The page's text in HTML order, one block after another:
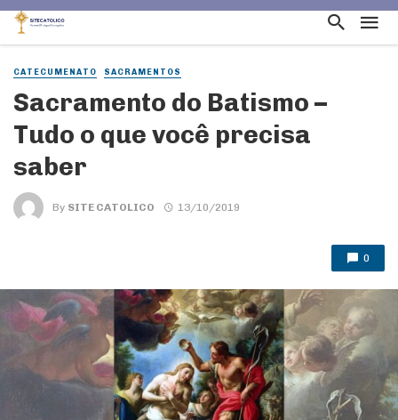
CATECUMENATO SACRAMENTOS
Sacramento do Batismo –
Tudo o que você precisa
saber
By SITE CATOLICO 13/10/2019
0